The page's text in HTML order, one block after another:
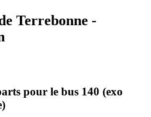
Terrebonne -
pour le bus 140 (exo